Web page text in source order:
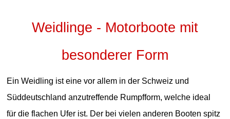
Weidlinge - Motorboote mit
besonderer Form
Ein Weidling ist eine vor allem in der Schweiz und
Süddeutschland anzutreffende Rumpfform, welche ideal
für die flachen Ufer ist. Der bei vielen anderen Booten spitz